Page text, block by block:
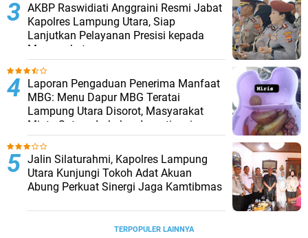
AKBP Raswidiati Anggraini Resmi Jabat
Kapolres Lampung Utara, Siap
Lanjutkan Pelayanan Presisi kepada
Masyarakat
Laporan Pengaduan Penerima Manfaat
MBG: Menu Dapur MBG Teratai
Lampung Utara Disorot, Masyarakat
Minta Satgas Lakukan Investigasi
Jalin Silaturahmi, Kapolres Lampung
Utara Kunjungi Tokoh Adat Akuan
Abung Perkuat Sinergi Jaga Kamtibmas
TERPOPULER LAINNYA